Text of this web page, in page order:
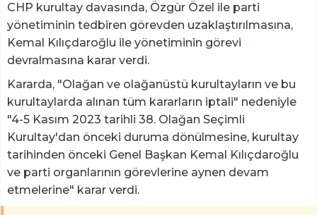
CHP kurultay davasında, Özgür Özel ile parti
yönetiminin tedbiren görevden uzaklaştırılmasına,
Kemal Kılıçdaroğlu ile yönetiminin görevi
devralmasına karar verdi.
Kararda, "Olağan ve olağanüstü kurultayların ve bu
kurultaylarda alınan tüm kararların iptali" nedeniyle
"4-5 Kasım 2023 tarihli 38. Olağan Seçimli
Kurultay'dan önceki duruma dönülmesine, kurultay
tarihinden önceki Genel Başkan Kemal Kılıçdaroğlu
ve parti organlarının görevlerine aynen devam
etmelerine" karar verdi.